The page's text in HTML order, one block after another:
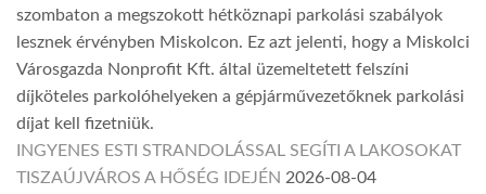
szombaton a megszokott hétköznapi parkolási szabályok
lesznek érvényben Miskolcon. Ez azt jelenti, hogy a Miskolci
Városgazda Nonprofit Kft. által üzemeltetett felszíni
díjköteles parkolóhelyeken a gépjárművezetőknek parkolási
díjat kell fizetniük.
INGYENES ESTI STRANDOLÁSSAL SEGÍTI A LAKOSOKAT
TISZAÚJVÁROS A HŐSÉG IDEJÉN 2026-08-04